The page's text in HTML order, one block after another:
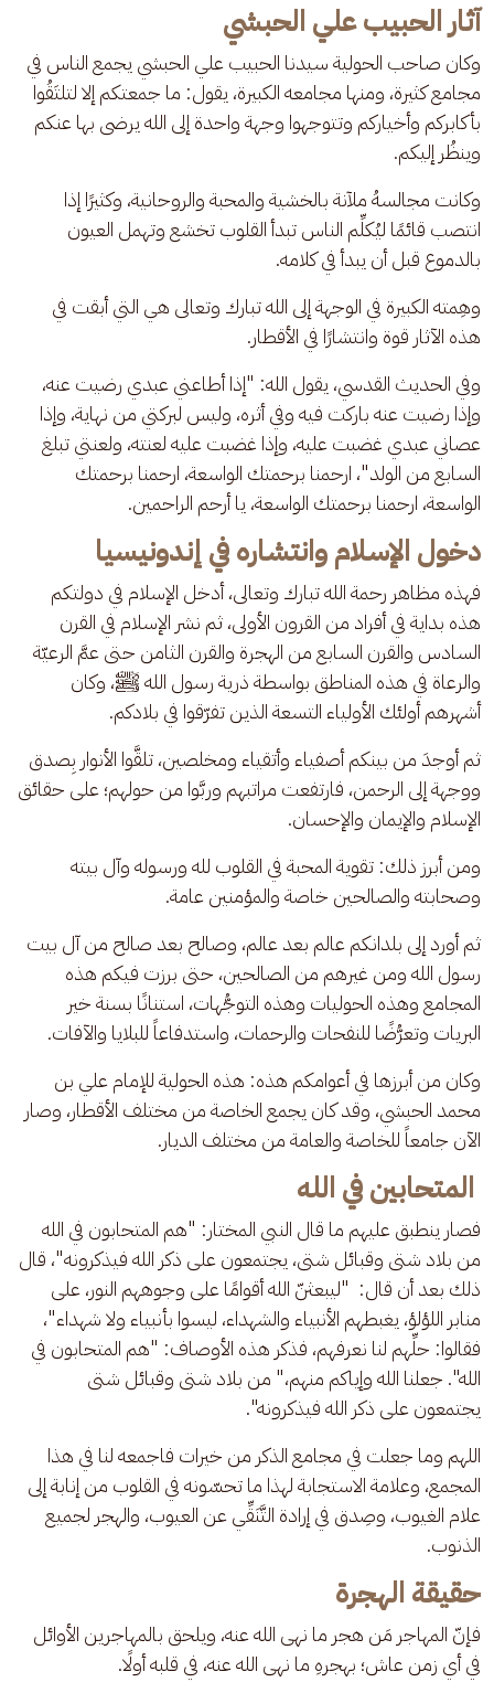
آثار الحبيب علي الحبشي
وكان صاحب الحولية سيدنا الحبيب علي الحبشي يجمع الناس في
مجامع كثيرة، ومنها مجامعه الكبيرة، يقول: ما جمعتكم إلا لتلتَقُوا
بأكابركم وأخياركم وتتوجهوا وجهة واحدة إلى الله يرضى بها عنكم
وينظُر إليكم.
وكانت مجالسهُ ملآنة بالخشية والمحبة والروحانية، وكثيرًا إذا
انتصب قائمًا ليُكلِّم الناس تبدأ القلوب تخشع وتهمل العيون
بالدموع قبل أن يبدأ في كلامه.
وهِمته الكبيرة في الوجهة إلى الله تبارك وتعالى هي التي أبقت في
هذه الآثار قوة وانتشارًا في الأقطار.
وفي الحديث القدسي، يقول الله: "إذا أطاعني عبدي رضيت عنه،
وإذا رضيت عنه باركت فيه وفي أثره، وليس لبركتي من نهاية، وإذا
عصاني عبدي غضبت عليه، وإذا غضبت عليه لعنته، ولعنتي تبلغ
السابع من الولد"، ارحمنا برحمتك الواسعة، ارحمنا برحمتك
الواسعة، ارحمنا برحمتك الواسعة، يا أرحم الراحمين.
دخول الإسلام وانتشاره في إندونيسيا
فهذه مظاهر رحمة الله تبارك وتعالى، أدخل الإسلام في دولتكم
هذه بداية في أفراد من القرون الأولى، ثم نشر الإسلام في القرن
السادس والقرن السابع من الهجرة والقرن الثامن حتى عمَّ الرعيّة
والرعاة في هذه المناطق بواسطة ذرية رسول الله ﷺ، وكان
أشهرهم أولئك الأولياء التسعة الذين تفرّقوا في بلادكم.
ثم أوجدَ من بينكم أصفياء وأتقياء ومخلصين، تلقَّوا الأنوار بِصدق
ووجهة إلى الرحمن، فارتفعت مراتبهم وربَّوا من حولهم؛ على حقائق
الإسلام والإيمان والإحسان.
ومن أبرز ذلك: تقوية المحبة في القلوب لله ورسوله وآل بيته
وصحابته والصالحين خاصة والمؤمنين عامة.
ثم أورد إلى بلدانكم عالم بعد عالم، وصالح بعد صالح من آل بيت
رسول الله ومن غيرهم من الصالحين، حتى برزت فيكم هذه
المجامع وهذه الحوليات وهذه التوجُّهات، استنانًا بسنة خير
البريات وتعرُّضًا للنفحات والرحمات، واستدفاعاً للبلايا والآفات.
وكان من أبرزها في أعوامكم هذه: هذه الحولية للإمام علي بن
محمد الحبشي، وقد كان يجمع الخاصة من مختلف الأقطار، وصار
الآن جامعاً للخاصة والعامة من مختلف الديار.
المتحابين في الله
فصار ينطبق عليهم ما قال النبي المختار: "هم المتحابون في الله
من بلاد شتى وقبائل شتى، يجتمعون على ذكر الله فيذكرونه"، قال
ذلك بعد أن قال:  "ليبعثنّ الله أقوامًا على وجوههم النور، على
منابر اللؤلؤ، يغبطهم الأنبياء والشهداء، ليسوا بأنبياء ولا شهداء"،
فقالوا: حلِّهم لنا نعرفهم، فذكر هذه الأوصاف: "هم المتحابون في
الله". جعلنا الله وإياكم منهم،" من بلاد شتى وقبائل شتى
يجتمعون على ذكر الله فيذكرونه".
اللهم وما جعلت في مجامع الذكر من خيرات فاجمعه لنا في هذا
المجمع، وعلامة الاستجابة لهذا ما تحسّونه في القلوب من إنابة إلى
علام الغيوب، وصِدق في إرادة التَّنَقِّي عن العيوب، والهجر لجميع
الذنوب.
حقيقة الهجرة
فإنّ المهاجر مَن هجر ما نهى الله عنه، ويلحق بالمهاجرين الأوائل
في أي زمن عاش؛ بهجرهِ ما نهى الله عنه، في قلبه أولًا.